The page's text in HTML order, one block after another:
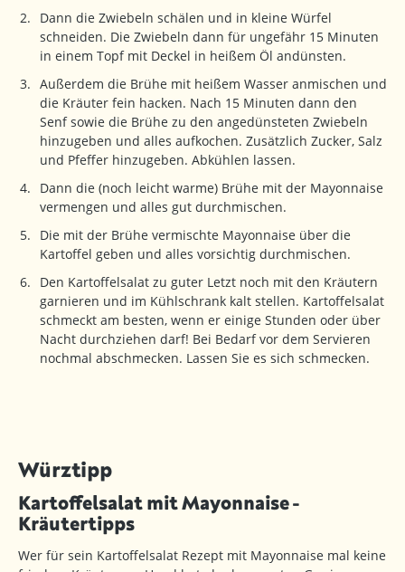
Dann die Zwiebeln schälen und in kleine Würfel
schneiden. Die Zwiebeln dann für ungefähr 15 Minuten
in einem Topf mit Deckel in heißem Öl andünsten.
Außerdem die Brühe mit heißem Wasser anmischen und
die Kräuter fein hacken. Nach 15 Minuten dann den
Senf sowie die Brühe zu den angedünsteten Zwiebeln
hinzugeben und alles aufkochen. Zusätzlich Zucker, Salz
und Pfeffer hinzugeben. Abkühlen lassen.
Dann die (noch leicht warme) Brühe mit der Mayonnaise
vermengen und alles gut durchmischen.
Die mit der Brühe vermischte Mayonnaise über die
Kartoffel geben und alles vorsichtig durchmischen.
Den Kartoffelsalat zu guter Letzt noch mit den Kräutern
garnieren und im Kühlschrank kalt stellen. Kartoffelsalat
schmeckt am besten, wenn er einige Stunden oder über
Nacht durchziehen darf! Bei Bedarf vor dem Servieren
nochmal abschmecken. Lassen Sie es sich schmecken.
Würztipp
Kartoffelsalat mit Mayonnaise -
Kräutertipps
Wer für sein Kartoffelsalat Rezept mit Mayonnaise mal keine